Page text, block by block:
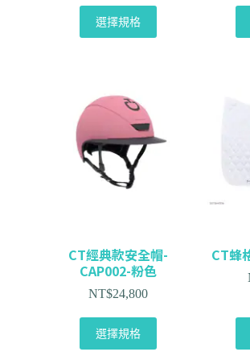
選擇規格
CT經典款安全帽-
CAP002-粉色
NT$24,800
選擇規格
CT蜂